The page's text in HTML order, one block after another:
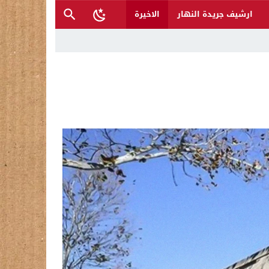
ارشيف جريدة النهار
الاخيرة
بغرق شاب في بغداد والسليمانية